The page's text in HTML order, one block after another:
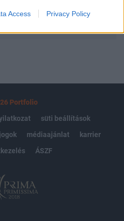
Access Privacy Policy
Portfolio
süti beállítások
médiaajánlat
karrier
ÁSZF